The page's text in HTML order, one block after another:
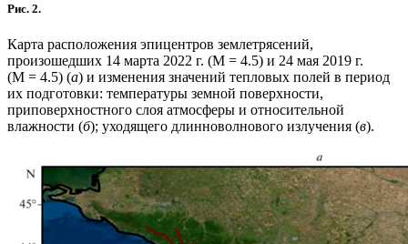
Рис. 2.
Карта расположения эпицентров землетрясений,
произошедших 14 марта 2022 г. (М = 4.5) и 24 мая 2019 г.
(М = 4.5) (а) и изменения значений тепловых полей в период
их подготовки: температуры земной поверхности,
приповерхностного слоя атмосферы и относительной
влажности (б); уходящего длинноволнового излучения (в).